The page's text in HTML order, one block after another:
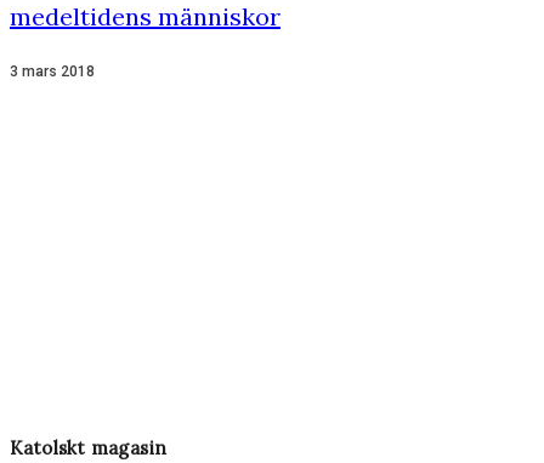
medeltidens människor
3 mars 2018
Katolskt magasin